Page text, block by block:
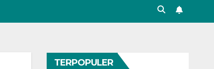
TERPOPULER